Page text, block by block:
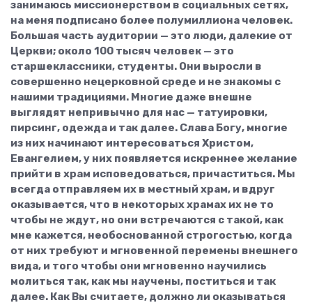
занимаюсь миссионерством в социальных сетях,
на меня подписано более полумиллиона человек.
Большая часть аудитории — это люди, далекие от
Церкви; около 100 тысяч человек — это
старшеклассники, студенты. Они выросли в
совершенно нецерковной среде и не знакомы с
нашими традициями. Многие даже внешне
выглядят непривычно для нас — татуировки,
пирсинг, одежда и так далее. Слава Богу, многие
из них начинают интересоваться Христом,
Евангелием, у них появляется искреннее желание
прийти в храм исповедоваться, причаститься. Мы
всегда отправляем их в местный храм, и вдруг
оказывается, что в некоторых храмах их не то
чтобы не ждут, но они встречаются с такой, как
мне кажется, необоснованной строгостью, когда
от них требуют и мгновенной перемены внешнего
вида, и того чтобы они мгновенно научились
молиться так, как мы научены, поститься и так
далее. Как Вы считаете, должно ли оказываться